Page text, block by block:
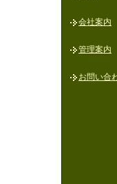
会社案内
管理案内
お問い合